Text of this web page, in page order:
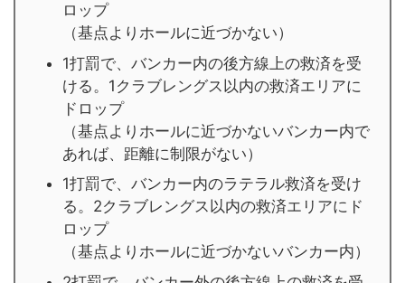
ロップ
（基点よりホールに近づかない）
1打罰で、バンカー内の後方線上の救済を受
ける。1クラブレングス以内の救済エリアに
ドロップ
（基点よりホールに近づかないバンカー内で
あれば、距離に制限がない）
1打罰で、バンカー内のラテラル救済を受け
る。2クラブレングス以内の救済エリアにド
ロップ
（基点よりホールに近づかないバンカー内）